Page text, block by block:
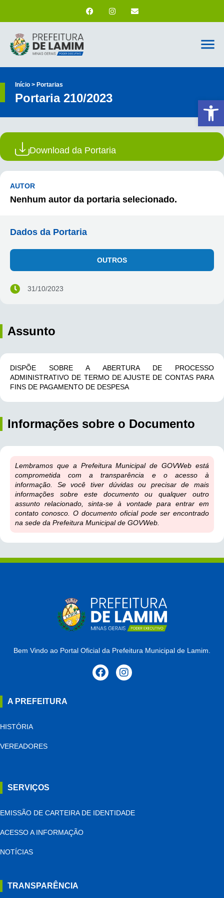
Início > Portarias
Portaria 210/2023
Download da Portaria
AUTOR
Nenhum autor da portaria selecionado.
Dados da Portaria
OUTROS
31/10/2023
Assunto
DISPÕE SOBRE A ABERTURA DE PROCESSO
ADMINISTRATIVO DE TERMO DE AJUSTE DE CONTAS PARA
FINS DE PAGAMENTO DE DESPESA
Informações sobre o Documento
Lembramos que a Prefeitura Municipal de GOVWeb está
comprometida com a transparência e o acesso à
informação. Se você tiver dúvidas ou precisar de mais
informações sobre este documento ou qualquer outro
assunto relacionado, sinta-se à vontade para entrar em
contato conosco. O documento oficial pode ser encontrado
na sede da Prefeitura Municipal de GOVWeb.
Bem Vindo ao Portal Oficial da Prefeitura Municipal de Lamim.
A PREFEITURA
HISTÓRIA
VEREADORES
SERVIÇOS
EMISSÃO DE CARTEIRA DE IDENTIDADE
ACESSO A INFORMAÇÃO
NOTÍCIAS
TRANSPARÊNCIA